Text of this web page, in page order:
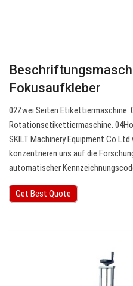
Fokusaufkleber
02Zwei Seiten Etikettiermaschine.
Rotationsetikettiermaschine.
SKILT Machinery Equipment
konzentrieren uns auf die
automatischer
Get Best Quote